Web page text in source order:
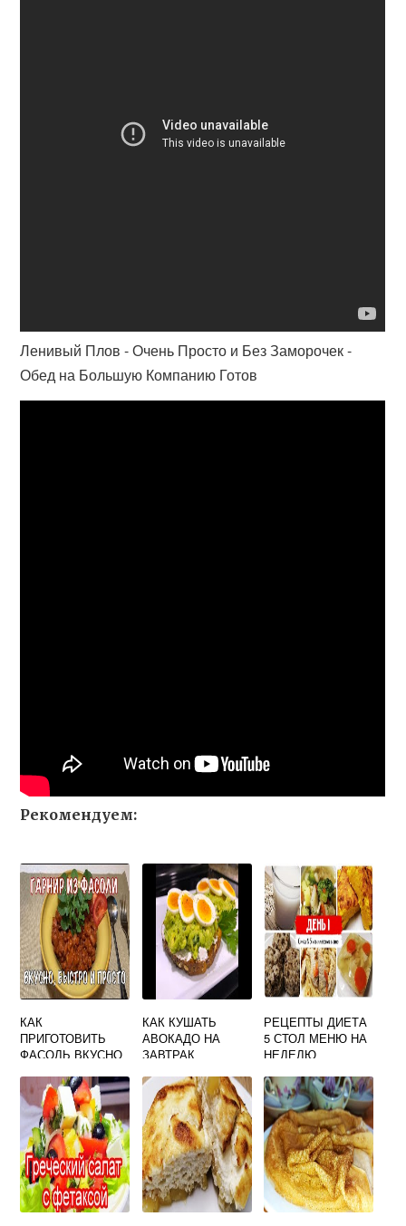
Ленивый Плов - Очень Просто и Без Заморочек -
Обед на Большую Компанию Готов
Рекомендуем:
КАК
ПРИГОТОВИТЬ
ФАСОЛЬ ВКУСНО
ГАРНИР
КАК КУШАТЬ
АВОКАДО НА
ЗАВТРАК
РЕЦЕПТЫ ДИЕТА
5 СТОЛ МЕНЮ НА
НЕДЕЛЮ